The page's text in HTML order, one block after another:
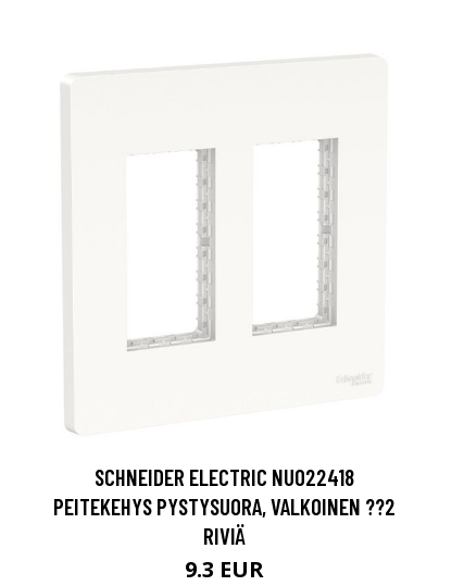
SCHNEIDER ELECTRIC NU022418
PEITEKEHYS PYSTYSUORA, VALKOINEN ??2
RIVIÄ
9.3 EUR